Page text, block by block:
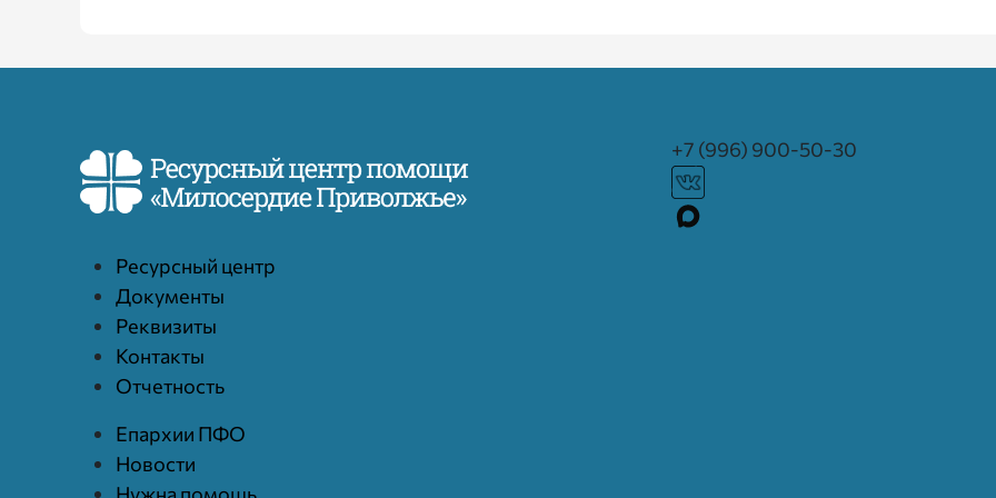
+7 (996) 900-50-30
Ресурcный центр
Документы
Реквизиты
Контакты
Отчетность
Епархии ПФО
Новости
Нужна помощь